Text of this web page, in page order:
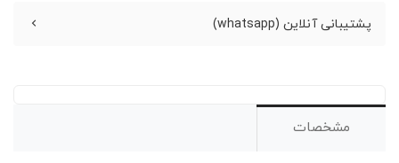
پشتیبانی آنلاین (whatsapp)
مشخصات